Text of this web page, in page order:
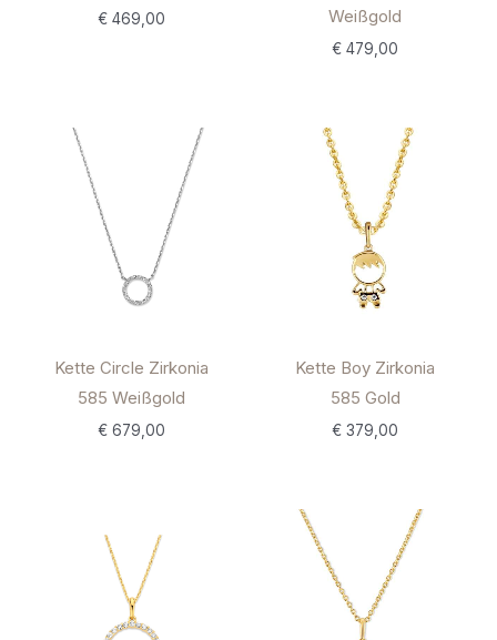
€ 469,00
Weißgold
€ 479,00
Kette Circle Zirkonia
585 Weißgold
€ 679,00
Kette Boy Zirkonia
585 Gold
€ 379,00